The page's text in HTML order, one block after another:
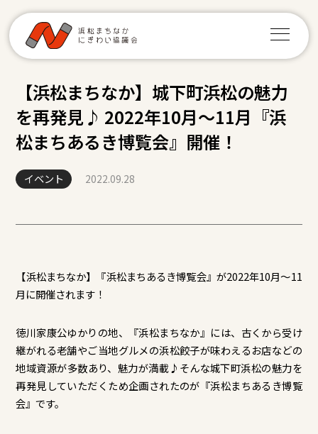
【浜松まちなか】城下町浜松の魅力
を再発見♪ 2022年10月～11月『浜
松まちあるき博覧会』開催！
イベント 2022.09.28
【浜松まちなか】『浜松まちあるき博覧会』が2022年10月～11
月に開催されます！
徳川家康公ゆかりの地、『浜松まちなか』には、古くから受け
継がれる老舗やご当地グルメの浜松餃子が味わえるお店などの
地域資源が多数あり、魅力が満載♪そんな城下町浜松の魅力を
再発見していただくため企画されたのが『浜松まちあるき博覧
会』です。